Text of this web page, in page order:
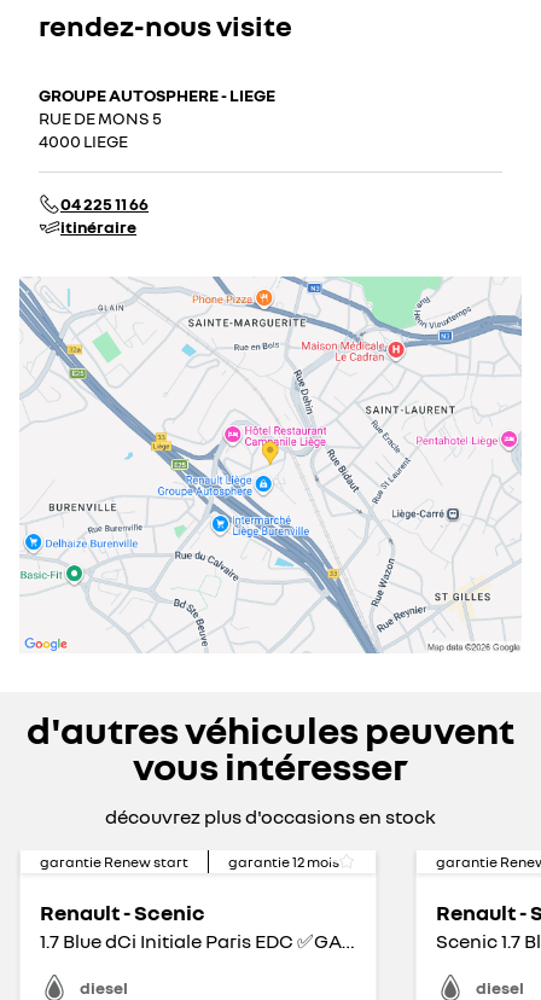
rendez-nous visite
GROUPE AUTOSPHERE - LIEGE
RUE DE MONS 5
4000 LIEGE
04 225 11 66
itinéraire
d'autres véhicules peuvent
vous intéresser
découvrez plus d'occasions en stock
garantie Renew start garantie12 mois
Renault - Scenic
1.7 Blue dCi Initiale Paris EDC ✅GARANTIE 1 AN✅
diesel
garantie
Renault -
Scenic 1.7
diesel